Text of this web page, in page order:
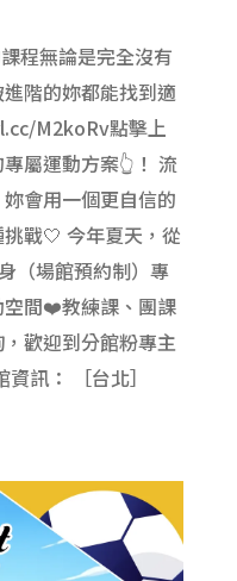
程無論是完全沒有
階的妳都能找到適
M2koRv點擊上
屬運動方案👆！ 流
會用一個更自信的
戰🤍 今年夏天，從
（場館預約制）專
空間❤️教練課、團課
歡迎到分館粉專主
訊： ［台北］